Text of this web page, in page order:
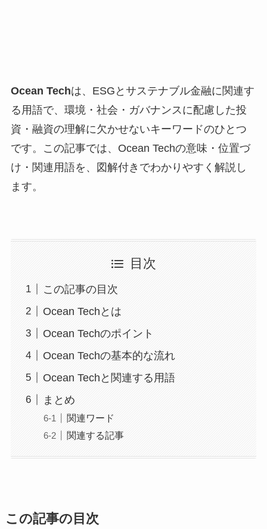
Ocean Techは、ESGとサステナブル金融に関連す
る用語で、環境・社会・ガバナンスに配慮した投
資・融資の理解に欠かせないキーワードのひとつ
です。この記事では、Ocean Techの意味・位置づ
け・関連用語を、図解付きでわかりやすく解説し
ます。
目次
この記事の目次
Ocean Techとは
Ocean Techのポイント
Ocean Techの基本的な流れ
Ocean Techと関連する用語
まとめ
関連ワード
関連する記事
この記事の目次